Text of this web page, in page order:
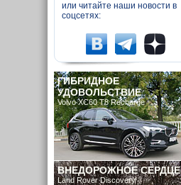
или читайте наши новости в
соцсетях:
ГИБРИДНОЕ
УДОВОЛЬСТВИЕ
Volvo XC60 T8 Recharge
ВНЕДОРОЖНОЕ СЕРДЦЕ
Land Rover Discovery